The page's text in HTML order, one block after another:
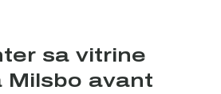
sa vitrine
Milsbo avant